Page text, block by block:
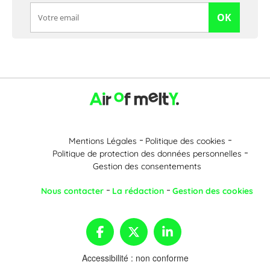
OK
Mentions Légales
Politique des cookies
Politique de protection des données personnelles
Gestion des consentements
Nous contacter La rédaction Gestion des cookies
Accessibilité : non conforme